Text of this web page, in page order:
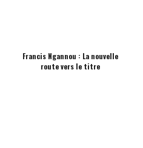
Francis Ngannou : La nouvelle
route vers le titre